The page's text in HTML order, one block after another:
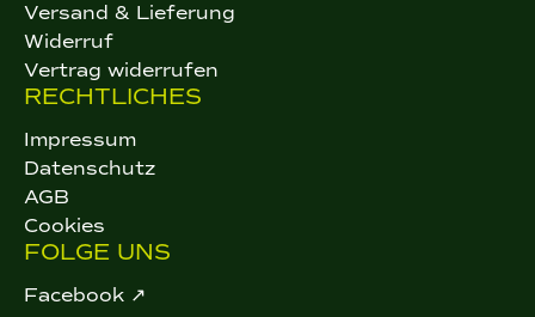
Versand & Lieferung
Widerruf
Vertrag widerrufen
RECHTLICHES
Impressum
Datenschutz
AGB
Cookies
FOLGE UNS
Facebook ↗